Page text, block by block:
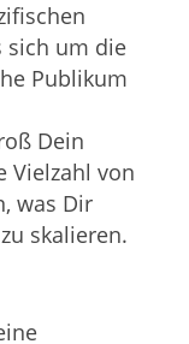
sich um die
Publikum
Dein
Vielzahl von
was Dir
skalieren.